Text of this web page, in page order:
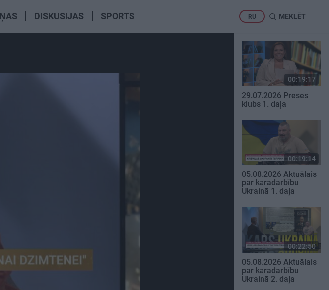
DISKUSIJAS SPORTS RU MEKLĒT
00:19:17
29.07.2026 Preses
klubs 1. daļa
00:19:14
05.08.2026 Aktuālais
par karadarbību
Ukrainā 1. daļa
00:22:50
05.08.2026 Aktuālais
par karadarbību
Ukrainā 2. daļa